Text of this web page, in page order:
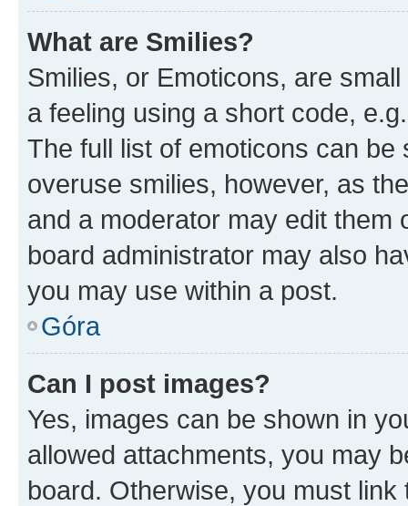
What are Smilies?
Smilies, or Emoticons, are
a feeling using a short code,
The full list of emoticons can
overuse smilies, however, as
and a moderator may edit them
board administrator may also
you may use within a post.
Góra
Can I post images?
Yes, images can be shown in
allowed attachments, you may
board. Otherwise, you must